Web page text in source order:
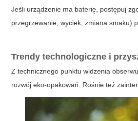
Jeśli urządzenie ma baterię, postępuj
przegrzewanie, wyciek, zmiana smaku)
Trendy technologiczne i
Z technicznego punktu widzenia
rozwój eko-opakowań. Rośnie też